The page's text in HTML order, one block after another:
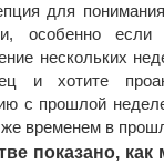
для
особенно
нескольких
и хотите
с прошлой
временем в
показано,